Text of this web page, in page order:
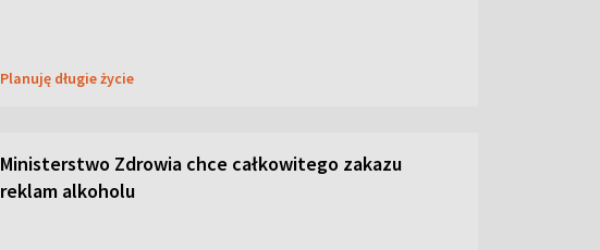
Planuję długie życie
Ministerstwo Zdrowia chce całkowitego zakazu
reklam alkoholu